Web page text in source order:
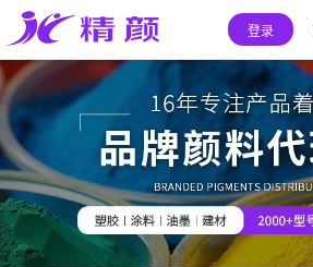
登录